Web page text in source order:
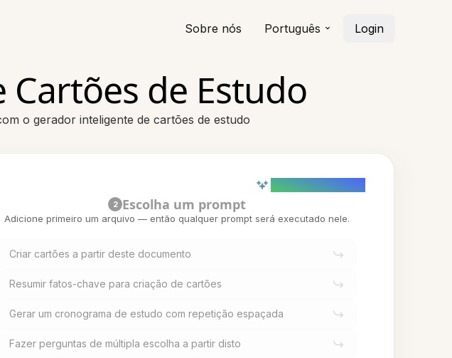
Sobre nós Português Login
de Estudo
o gerador inteligente de cartões de estudo
2 Escolha um prompt
Adicione primeiro um arquivo — então qualquer prompt será executado nele.
Criar cartões a partir deste documento
Resumir fatos-chave para criação de cartões
Gerar um cronograma de estudo com repetição espaçada
Fazer perguntas de múltipla escolha a partir disto